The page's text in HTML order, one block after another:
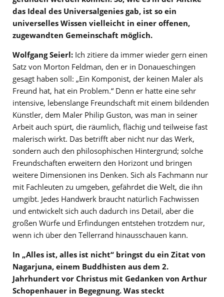
das Ideal des Universalgenies gab, ist so ein
universelles Wissen vielleicht in einer offenen,
zugewandten Gemeinschaft möglich.
Wolfgang Seierl: Ich zitiere da immer wieder gern einen
Satz von Morton Feldman, den er in Donaueschingen
gesagt haben soll: „Ein Komponist, der keinen Maler als
Freund hat, hat ein Problem.“ Denn er hatte eine sehr
intensive, lebenslange Freundschaft mit einem bildenden
Künstler, dem Maler Philip Guston, was man in seiner
Arbeit auch spürt, die räumlich, flächig und teilweise fast
malerisch wirkt. Das betrifft aber nicht nur das Werk,
sondern auch den philosophischen Hintergrund; solche
Freundschaften erweitern den Horizont und bringen
weitere Dimensionen ins Denken. Sich als Fachmann nur
mit Fachleuten zu umgeben, gefährdet die Welt, die ihn
umgibt. Jedes Handwerk braucht natürlich Fachwissen
und entwickelt sich auch dadurch ins Detail, aber die
großen Würfe und Erfindungen entstehen trotzdem nur,
wenn ich über den Tellerrand hinausschauen kann.
In „Alles ist, alles ist nicht“ bringst du ein Zitat von
Nagarjuna, einem Buddhisten aus dem 2.
Jahrhundert vor Christus mit Gedanken von Arthur
Schopenhauer in Begegnung. Was steckt